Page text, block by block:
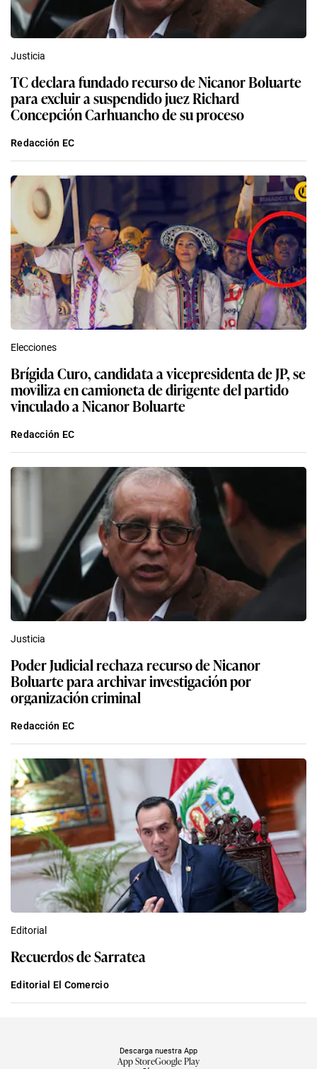
Justicia
TC declara fundado recurso de Nicanor Boluarte
para excluir a suspendido juez Richard
Concepción Carhuancho de su proceso
Redacción EC
Elecciones
Brígida Curo, candidata a vicepresidenta de JP, se
moviliza en camioneta de dirigente del partido
vinculado a Nicanor Boluarte
Redacción EC
Justicia
Poder Judicial rechaza recurso de Nicanor
Boluarte para archivar investigación por
organización criminal
Redacción EC
Editorial
Recuerdos de Sarratea
Editorial El Comercio
Descarga nuestra App
App StoreGoogle Play